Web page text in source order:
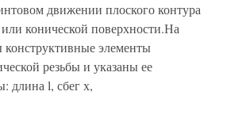
движении плоского контура
конической поверхности.На
элементы
резьбы и указаны ее
длина l, сбег х,